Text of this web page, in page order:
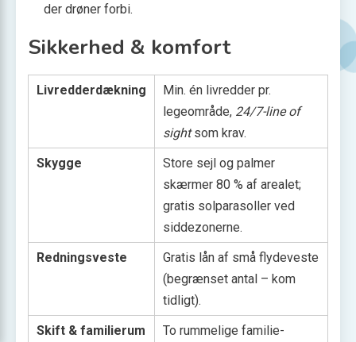
der drøner forbi.
Sikkerhed & komfort
Livredderdækning
Min. én livredder pr.
legeområde, 24/7-line of
sightsom krav.
Skygge
Store sejl og palmer
skærmer 80 % af arealet;
gratis solparasoller ved
siddezonerne.
Redningsveste
Gratis lån af små flydeveste
(begrænset antal – kom
tidligt).
Skift & familierum
To rummelige familie­